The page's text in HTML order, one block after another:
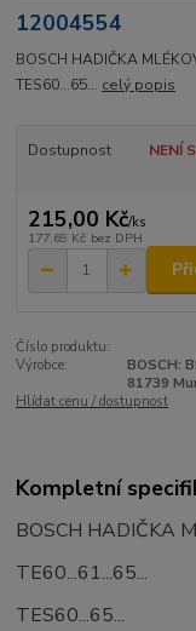
12004554
BOSCH HADIČKA
TES60...65... celý popis
Dostupnost NENÍ
215,00 Kč/ks
177,69 Kč bez DPH
Číslo produktu:
Výrobce:
BOSCH:
81739
Hlídat cenu / dostupnost
Kompletní
BOSCH HADIČKA
TE60...61...65...
TES60...65...